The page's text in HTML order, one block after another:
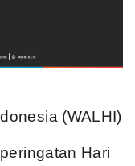
(WALHI)
Hari